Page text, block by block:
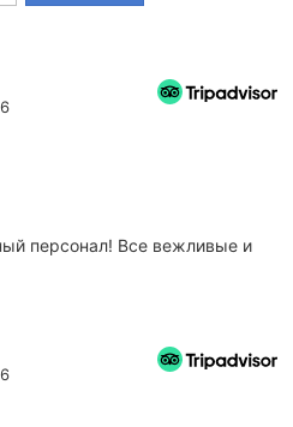
персонал! Все вежливые и